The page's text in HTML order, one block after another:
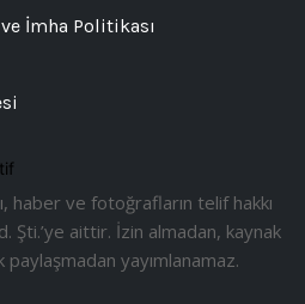
haber ve fotoğrafların telif hakkı
Şti.’ye aittir. İzin almadan, kaynak
yayımlanamaz.
İmha Politikası